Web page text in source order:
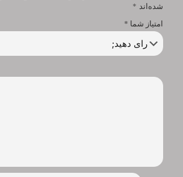
شده‌اند *
امتیاز شما *